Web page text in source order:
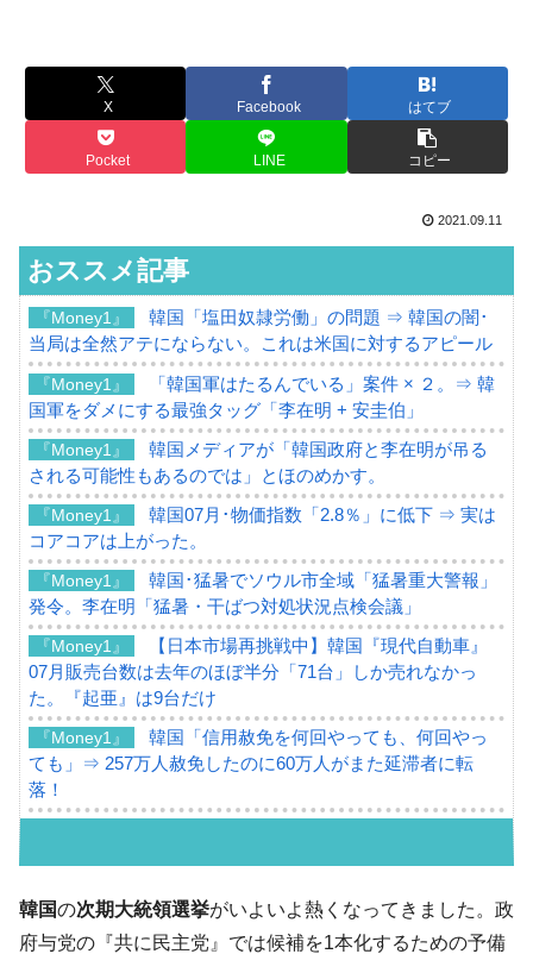
X Facebook はてブ
Pocket LINE コピー
2021.09.11
おススメ記事
『Money1』
韓国「塩田奴隷労働」の問題 ⇒ 韓国の闇･
当局は全然アテにならない。これは米国に対するアピール
『Money1』
「韓国軍はたるんでいる」案件 × ２。⇒ 韓
国軍をダメにする最強タッグ「李在明 + 安圭伯」
『Money1』
韓国メディアが「韓国政府と李在明が吊る
される可能性もあるのでは」とほのめかす。
『Money1』
韓国07月･物価指数「2.8％」に低下 ⇒ 実は
コアコアは上がった。
『Money1』
韓国･猛暑でソウル市全域「猛暑重大警報」
発令。李在明「猛暑・干ばつ対処状況点検会議」
『Money1』
【日本市場再挑戦中】韓国『現代自動車』
07月販売台数は去年のほぼ半分「71台」しか売れなかっ
た。『起亜』は9台だけ
『Money1』
韓国「信用赦免を何回やっても、何回やっ
ても」⇒ 257万人赦免したのに60万人がまた延滞者に転
落！
『Money1』
韓国「2026年07月の輸出入」絶好調。半導
体だけで410億ドル、輸出全体の41％もある
韓国の次期大統領選挙がいよいよ熱くなってきました。政
府与党の『共に民主党』では候補を1本化するための予備